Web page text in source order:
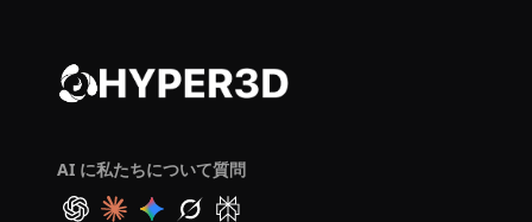
AI に私たちについて質問